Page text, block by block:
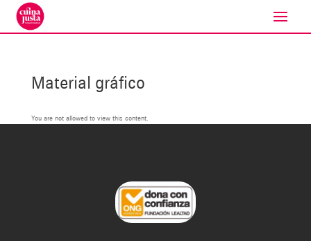
Material gráfico
You are not allowed to view this content.